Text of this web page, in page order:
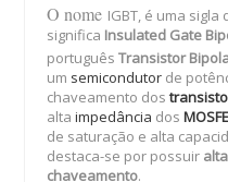
O nome IGBT, é uma
significa Insulated Gate
portuguêsTransistor
um semicondutor de
chaveamento dos
altaimpedância dos
de saturação e alta
destaca-se por possuir
chaveamento.